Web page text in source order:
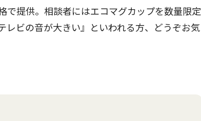
提供。相談者にはエコマグカップを数量限定
レビの音が大きい』といわれる方、どうぞお気